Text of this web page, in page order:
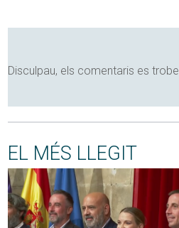
Disculpau, els comentaris es
EL MÉS LLEGIT